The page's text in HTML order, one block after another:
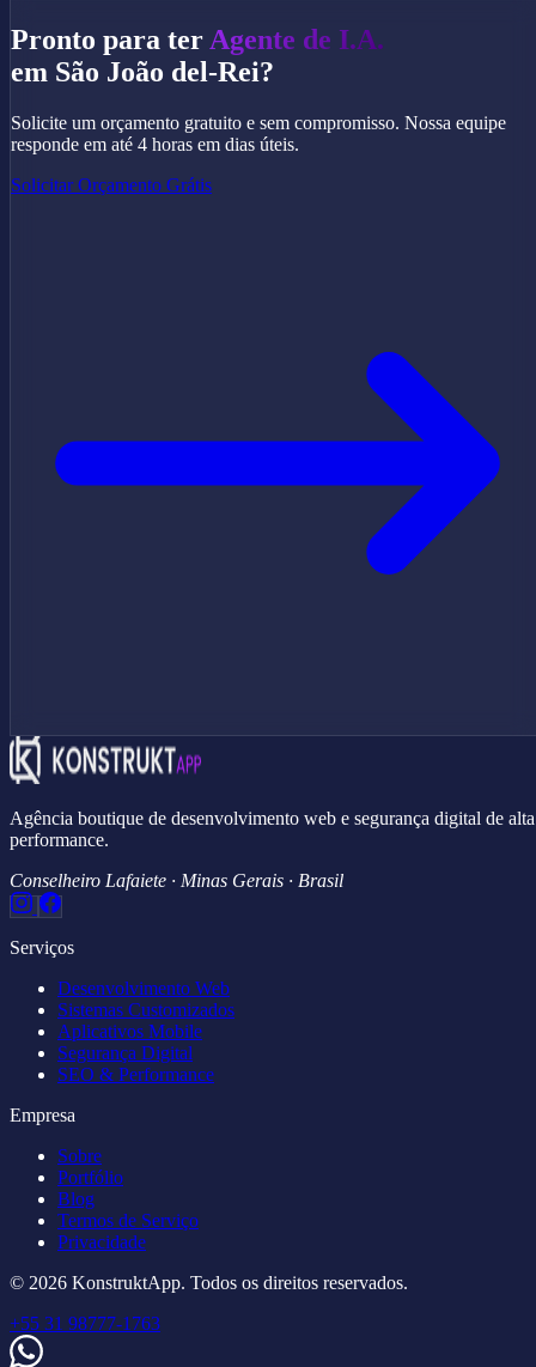
Pronto para ter Agente de I.A.
em São João del-Rei?
Solicite um orçamento gratuito e sem compromisso. Nossa equipe
responde em até 4 horas em dias úteis.
Solicitar Orçamento Grátis
Agência boutique de desenvolvimento web e segurança digital de alta
performance.
Conselheiro Lafaiete · Minas Gerais · Brasil
Serviços
Desenvolvimento Web
Sistemas Customizados
Aplicativos Mobile
Segurança Digital
SEO & Performance
Empresa
Sobre
Portfólio
Blog
Termos de Serviço
Privacidade
© 2026 KonstruktApp. Todos os direitos reservados.
+55 31 98777-1763